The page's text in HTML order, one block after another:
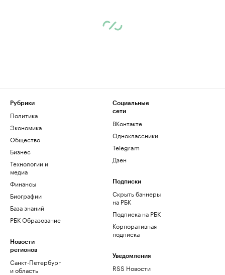
Рубрики
Политика
Экономика
Общество
Бизнес
Технологии и
медиа
Финансы
Биографии
База знаний
РБК Образование
Новости
регионов
Санкт-Петербург
и область
Социальные
сети
ВКонтакте
Одноклассники
Telegram
Дзен
Подписки
Скрыть баннеры
на РБК
Подписка на РБК
Корпоративная
подписка
Уведомления
RSS Новости